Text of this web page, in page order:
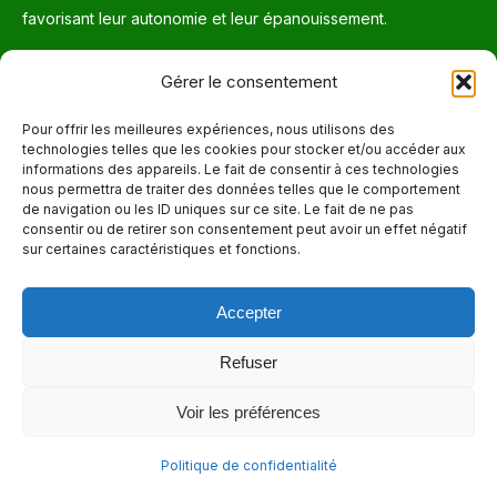
Gérer le consentement
Pour offrir les meilleures expériences, nous utilisons des
technologies telles que les cookies pour stocker et/ou accéder aux
informations des appareils. Le fait de consentir à ces technologies
nous permettra de traiter des données telles que le comportement
de navigation ou les ID uniques sur ce site. Le fait de ne pas
consentir ou de retirer son consentement peut avoir un effet négatif
sur certaines caractéristiques et fonctions.
Accepter
Refuser
Voir les préférences
Politique de confidentialité
favorisant leur autonomie et leur épanouissement.
Courriel
info@maisonnettedesparents.org
Trouvez nous sur :
6651, boul. Saint-Laurent, Montréal (Québec) H2S 3C5
Heures d'ouvertures